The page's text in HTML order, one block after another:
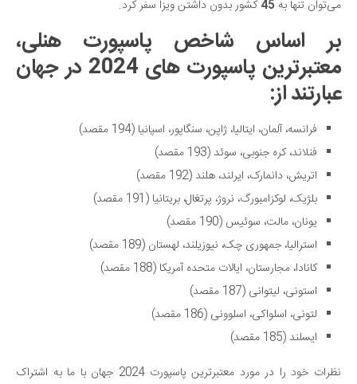
می‌توان تنها به 45کشور بدون داشتن ویزا سفر کرد.
بر اساس شاخص پاسپورت هنلی،
معتبرترین پاسپورت‌ های 2024 در جهان
عبارتند از:
فرانسه، آلمان، ایتالیا، ژاپن، سنگاپور، اسپانیا (194 مقصد)
فنلاند، کره جنوبی، سوئد (193 مقصد)
اتریش، دانمارک، ایرلند، هلند (192 مقصد)
بلژیک، لوکزامبورگ، نروژ، پرتغال، بریتانیا (191 مقصد)
یونان، مالت، سوئیس (190 مقصد)
استرالیا، جمهوری چک، نیوزیلند، لهستان (189 مقصد)
کانادا، مجارستان، ایالات متحده آمریکا (188 مقصد)
استونی، لیتوانی (187 مقصد)
لتونی، اسلواکی، اسلوونی (186 مقصد)
ایسلند (185 مقصد)
نظرات خود را در مورد معتبرترین پاسپورت‌ 2024 جهان با ما به اشتراک